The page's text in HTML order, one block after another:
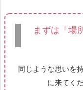
まずは「場
同じような思いを
に来てく